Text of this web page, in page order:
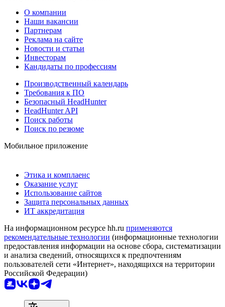
О компании
Наши вакансии
Партнерам
Реклама на сайте
Новости и статьи
Инвесторам
Кандидаты по профессиям
Производственный календарь
Требования к ПО
Безопасный HeadHunter
HeadHunter API
Поиск работы
Поиск по резюме
Мобильное приложение
Этика и комплаенс
Оказание услуг
Использование сайтов
Защита персональных данных
ИТ аккредитация
На информационном ресурсе hh.ru применяются
рекомендательные технологии (информационные технологии
предоставления информации на основе сбора, систематизации
и анализа сведений, относящихся к предпочтениям
пользователей сети «Интернет», находящихся на территории
Российской Федерации)